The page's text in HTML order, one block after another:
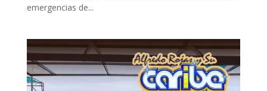
emergencias de...